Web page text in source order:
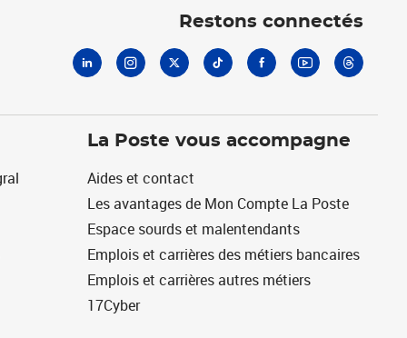
Restons connectés
La Poste vous accompagne
Aides et contact
Les avantages de Mon Compte La Poste
Espace sourds et malentendants
Emplois et carrières des métiers bancaires
Emplois et carrières autres métiers
17Cyber